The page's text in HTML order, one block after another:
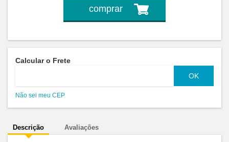
comprar
Calcular o Frete
Não sei meu CEP
Descrição Avaliações